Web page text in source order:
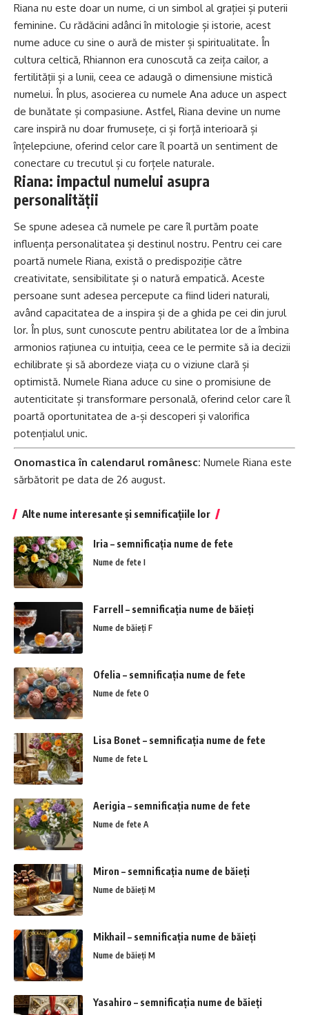
Riana nu este doar un nume, ci un simbol al grației și puterii
feminine. Cu rădăcini adânci în mitologie și istorie, acest
nume aduce cu sine o aură de mister și spiritualitate. În
cultura celtică, Rhiannon era cunoscută ca zeița cailor, a
fertilității și a lunii, ceea ce adaugă o dimensiune mistică
numelui. În plus, asocierea cu numele Ana aduce un aspect
de bunătate și compasiune. Astfel, Riana devine un nume
care inspiră nu doar frumusețe, ci și forță interioară și
înțelepciune, oferind celor care îl poartă un sentiment de
conectare cu trecutul și cu forțele naturale.
Riana: impactul numelui asupra
personalității
Se spune adesea că numele pe care îl purtăm poate
influența personalitatea și destinul nostru. Pentru cei care
poartă numele Riana, există o predispoziție către
creativitate, sensibilitate și o natură empatică. Aceste
persoane sunt adesea percepute ca fiind lideri naturali,
având capacitatea de a inspira și de a ghida pe cei din jurul
lor. În plus, sunt cunoscute pentru abilitatea lor de a îmbina
armonios rațiunea cu intuiția, ceea ce le permite să ia decizii
echilibrate și să abordeze viața cu o viziune clară și
optimistă. Numele Riana aduce cu sine o promisiune de
autenticitate și transformare personală, oferind celor care îl
poartă oportunitatea de a-și descoperi și valorifica
potențialul unic.
Onomastica în calendarul românesc: Numele Riana este
sărbătorit pe data de 26 august.
Alte nume interesante și semnificațiile lor
Iria – semnificația nume de fete
Nume de fete I
Farrell – semnificația nume de băieți
Nume de băieți F
Ofelia – semnificația nume de fete
Nume de fete O
Lisa Bonet – semnificația nume de fete
Nume de fete L
Aerigia – semnificația nume de fete
Nume de fete A
Miron – semnificația nume de băieți
Nume de băieți M
Mikhail – semnificația nume de băieți
Nume de băieți M
Yasahiro – semnificația nume de băieți